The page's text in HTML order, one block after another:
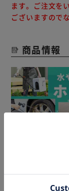
◆パワーギアポ
◆ワンタッチ取り
※電池は別売で
※アルカリ乾電
ます。ご注文を
ございますので
商品情報